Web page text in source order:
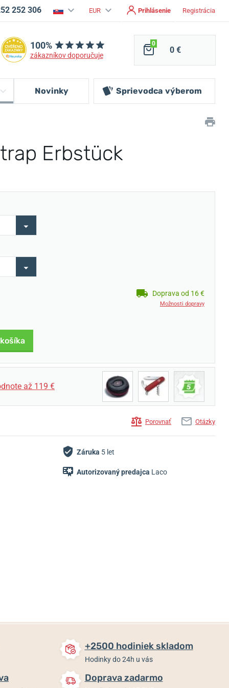
252 306 EUR Prihlásenie Registrácia
100%
zákazníkov doporučuje
0
0 €
Novinky Sprievodca výberom
Erbstück
Doprava od 16 €
Možnosti dopravy
až 119 €
Porovnať Otázky
Záruka 5 let
Autorizovaný predajca Laco
+2500 hodiniek skladom
Hodinky do 24h u vás
Doprava zadarmo